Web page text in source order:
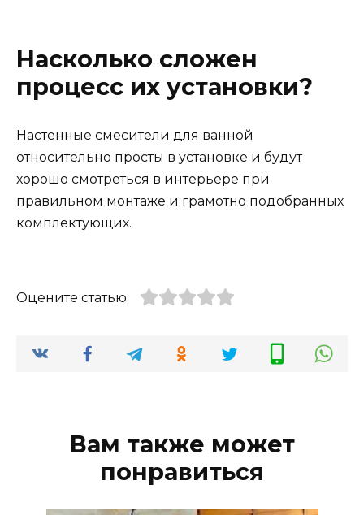
Насколько сложен
процесс их установки?
Настенные смесители для ванной
относительно просты в установке и будут
хорошо смотреться в интерьере при
правильном монтаже и грамотно подобранных
комплектующих.
Оцените статью
Вам также может
понравиться